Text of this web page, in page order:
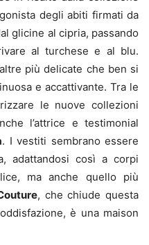
degli abiti firmati da
glicine al cipria, passando
al turchese e al blu.
più delicate che ben si
e accattivante. Tra le
le nuove collezioni
l’attrice e testimonial
. I vestiti sembrano essere
adattandosi così a corpi
ma anche quello più
, che chiude questa
è una maison